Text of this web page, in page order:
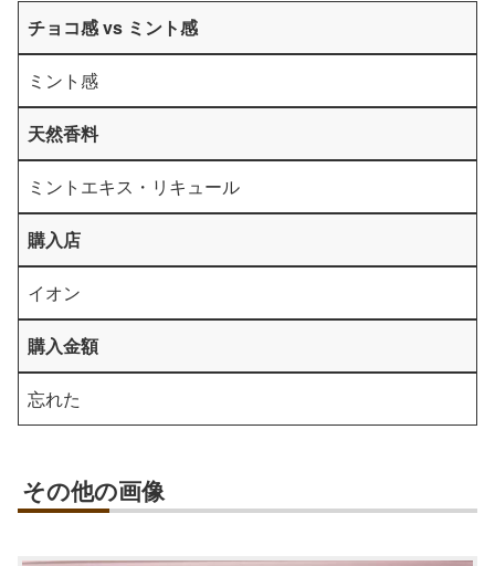
チョコ感 vs ミント感
ミント感
天然香料
ミントエキス・リキュール
購入店
イオン
購入金額
忘れた
その他の画像